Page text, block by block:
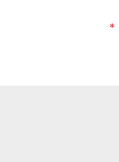
*